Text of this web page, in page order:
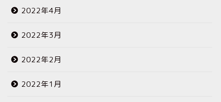
2022年4月
2022年3月
2022年2月
2022年1月